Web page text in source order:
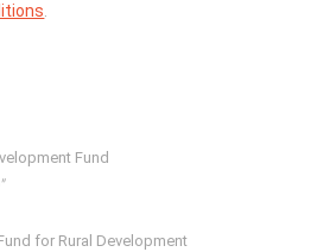
.
Fund
for Rural Development